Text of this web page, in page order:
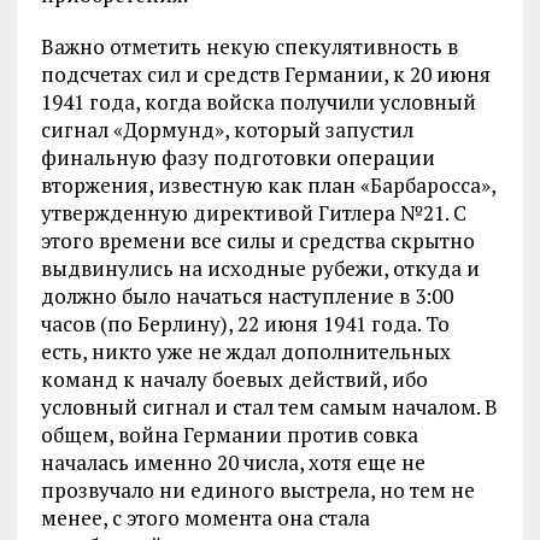
Важно отметить некую спекулятивность в
подсчетах сил и средств Германии, к 20 июня
1941 года, когда войска получили условный
сигнал «Дормунд», который запустил
финальную фазу подготовки операции
вторжения, известную как план «Барбаросса»,
утвержденную директивой Гитлера №21. С
этого времени все силы и средства скрытно
выдвинулись на исходные рубежи, откуда и
должно было начаться наступление в 3:00
часов (по Берлину), 22 июня 1941 года. То
есть, никто уже не ждал дополнительных
команд к началу боевых действий, ибо
условный сигнал и стал тем самым началом. В
общем, война Германии против совка
началась именно 20 числа, хотя еще не
прозвучало ни единого выстрела, но тем не
менее, с этого момента она стала